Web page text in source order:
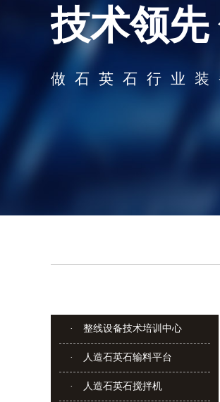
技术领
做石英石行业装
· 整线设备技术培训中心
· 人造石英石输料平台
· 人造石英石搅拌机